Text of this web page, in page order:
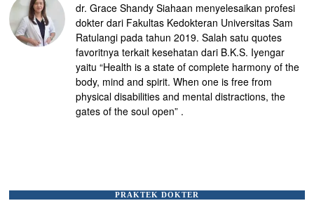
dr. Grace Shandy Siahaan menyelesaikan profesi
dokter dari Fakultas Kedokteran Universitas Sam
Ratulangi pada tahun 2019. Salah satu quotes
favoritnya terkait kesehatan dari B.K.S. Iyengar
yaitu “Health is a state of complete harmony of the
body, mind and spirit. When one is free from
physical disabilities and mental distractions, the
gates of the soul open” .
PRAKTEK DOKTER